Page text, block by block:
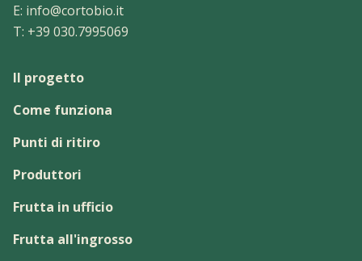
E: info@cortobio.it
T: +39 030.7995069
Il progetto
Come funziona
Punti di ritiro
Produttori
Frutta in ufficio
Frutta all'ingrosso